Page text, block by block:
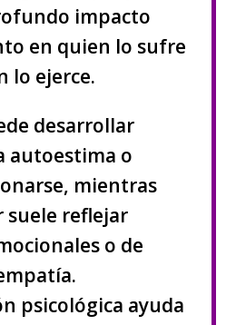
impacto
en quien lo sufre
lo ejerce.
desarrollar
autoestima o
mientras
suele reflejar
o de
psicológica ayuda